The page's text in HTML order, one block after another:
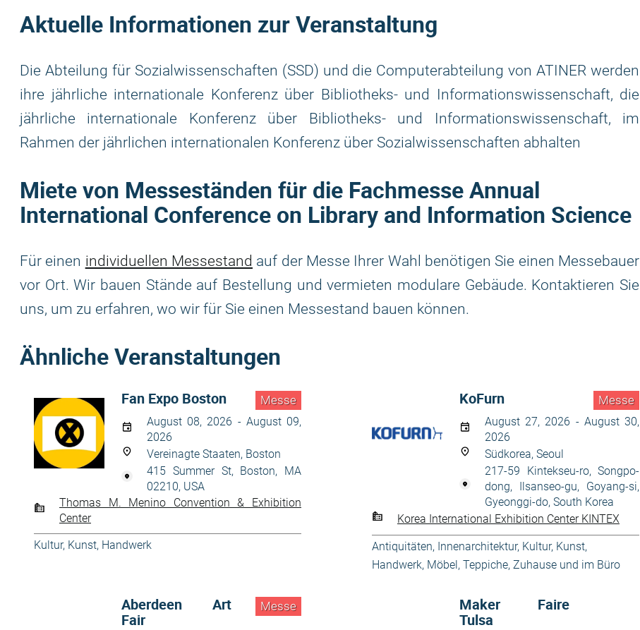
Aktuelle Informationen zur Veranstaltung
Die Abteilung für Sozialwissenschaften (SSD) und die Computerabteilung von ATINER werden
ihre jährliche internationale Konferenz über Bibliotheks- und Informationswissenschaft, die
jährliche internationale Konferenz über Bibliotheks- und Informationswissenschaft, im
Rahmen der jährlichen internationalen Konferenz über Sozialwissenschaften abhalten
Miete von Messeständen für die Fachmesse Annual
International Conference on Library and Information Science
Für einen individuellen Messestand auf der Messe Ihrer Wahl benötigen Sie einen Messebauer
vor Ort. Wir bauen Stände auf Bestellung und vermieten modulare Gebäude. Kontaktieren Sie
uns, um zu erfahren, wo wir für Sie einen Messestand bauen können.
Ähnliche Veranstaltungen
Messe
Fan Expo Boston
August 08, 2026 - August 09,
2026
Vereinagte Staaten, Boston
415 Summer St, Boston, MA
02210, USA
Thomas M. Menino Convention & Exhibition
Center
Kultur, Kunst, Handwerk
Messe
KoFurn
August 27, 2026 - August 30,
2026
Südkorea, Seoul
217-59 Kintekseu-ro, Songpo-
dong, Ilsanseo-gu, Goyang-si,
Gyeonggi-do, South Korea
Korea International Exhibition Center KINTEX
Antiquitäten, Innenarchitektur, Kultur, Kunst,
Handwerk, Möbel, Teppiche, Zuhause und im Büro
Messe
Aberdeen Art
Fair
Maker Faire
Tulsa